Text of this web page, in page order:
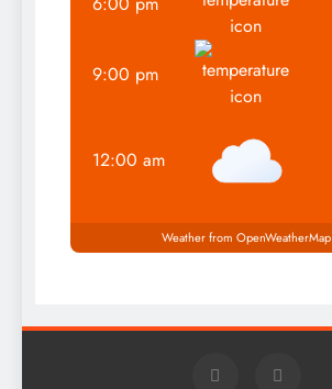
9:00 pm
12:00 am
Weather from OpenWeatherMap